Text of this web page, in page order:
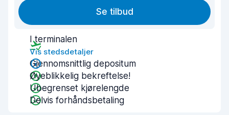
Se tilbud
I terminalen
Vis stedsdetaljer
Gjennomsnittlig depositum
Øyeblikkelig bekreftelse!
Ubegrenset kjørelengde
Delvis forhåndsbetaling